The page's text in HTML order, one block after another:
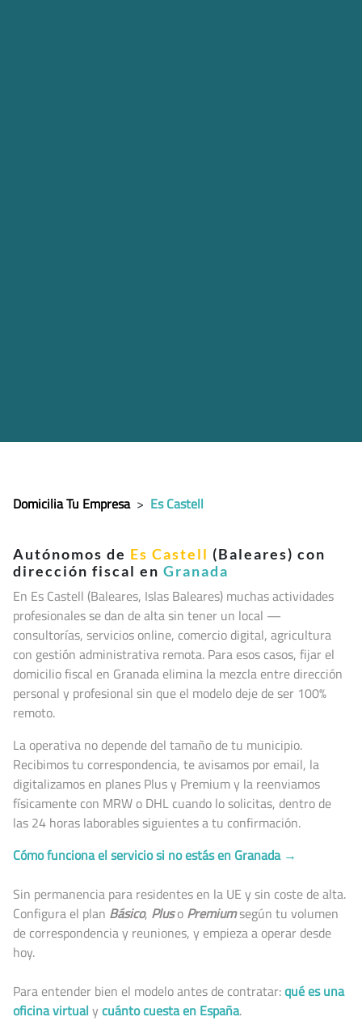
Domicilia Tu Empresa > Es Castell
Autónomos de Es Castell (Baleares) con
dirección fiscal en Granada
En Es Castell (Baleares, Islas Baleares) muchas actividades
profesionales se dan de alta sin tener un local —
consultorías, servicios online, comercio digital, agricultura
con gestión administrativa remota. Para esos casos, fijar el
domicilio fiscal en Granada elimina la mezcla entre dirección
personal y profesional sin que el modelo deje de ser 100%
remoto.
La operativa no depende del tamaño de tu municipio.
Recibimos tu correspondencia, te avisamos por email, la
digitalizamos en planes Plus y Premium y la reenviamos
físicamente con MRW o DHL cuando lo solicitas, dentro de
las 24 horas laborables siguientes a tu confirmación.
Cómo funciona el servicio si no estás en Granada →
Sin permanencia para residentes en la UE y sin coste de alta.
Configura el plan Básico, Pluso Premiumsegún tu volumen
de correspondencia y reuniones, y empieza a operar desde
hoy.
Para entender bien el modelo antes de contratar:qué es una
oficina virtual ycuánto cuesta en España.